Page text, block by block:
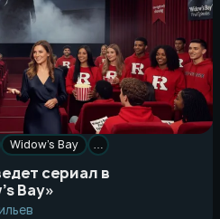
Widow’s Bay …
сериал в
Bay»